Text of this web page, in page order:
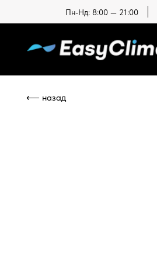
Пн-Нд: 8:00 — 21:00